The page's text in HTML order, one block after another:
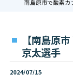
【南島原
京太選手
2024/07/15